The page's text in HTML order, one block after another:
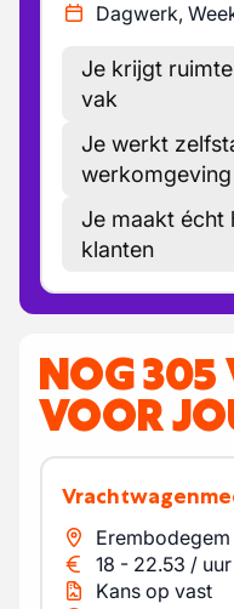
Dagwerk,
Je krijgt
vak
Je werkt
werkomgeving
Je maakt écht
klanten
NOG 305
VOOR
Erembodegem
18 - 22.53 / uur
Kans op vast